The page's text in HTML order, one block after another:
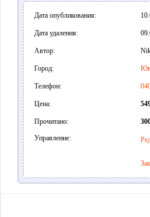
Дата опубликования:
Дата удаления:
Автор:
Город:
Телефон:
Цена:
Прочитано:
Управление: